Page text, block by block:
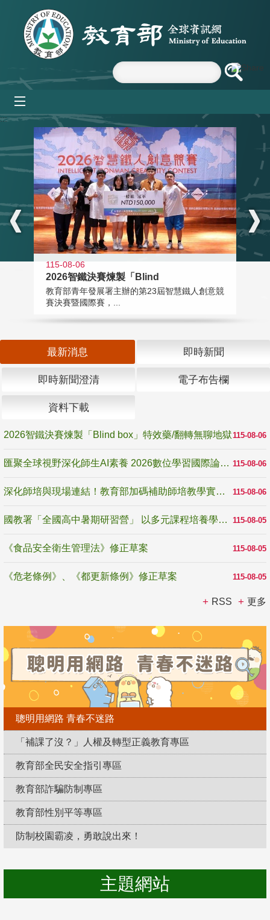
跳到主要內容區塊
:::
115-08-06
2026智鐵決賽煉製「Blind
教育部青年發展署主辦的第23屆智慧鐵人創意競
賽決賽暨國際賽，...
最新消息 即時新聞
即時新聞澄清 電子布告欄
資料下載
115-08-06
2026智鐵決賽煉製「Blind box」特效藥/翻轉無聊地獄
115-08-06
匯聚全球視野深化師生AI素養 2026數位學習國際論壇高雄登場
115-08-06
深化師培與現場連結！教育部加碼補助師培教學實踐研究 10月師培國際研討會交流教學實踐經驗
115-08-05
國教署「全國高中暑期研習營」 以多元課程培養學生瞭解誠信專業與倫理價值
115-08-05
《食品安全衛生管理法》修正草案
115-08-05
《危老條例》、《都更新條例》修正草案
RSS 更多
聰明用網路 青春不迷路
「補課了沒？」人權及轉型正義教育專區
教育部全民安全指引專區
教育部詐騙防制專區
教育部性別平等專區
防制校園霸凌，勇敢說出來！
主題網站